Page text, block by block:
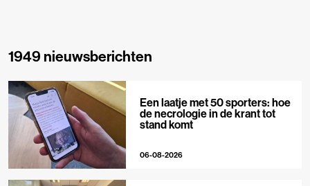
1949 nieuwsberichten
Een laatje met 50 sporters: hoe
de necrologie in de krant tot
stand komt
06-08-2026